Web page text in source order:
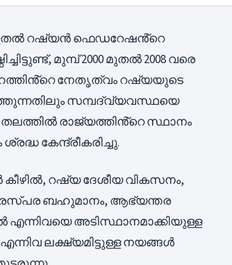
മുതൽ റഷ്യൻ ഫെഡറേഷൻ്റെ
മുമ്പ് 2000 മുതൽ 2008 വരെ
നേതൃത്വം റഷ്യയുടെ
സമ്പദ്‌വ്യവസ്ഥയെ
രാജ്യത്തിൻ്റെ സ്ഥാനം
കേന്ദ്രീകരിച്ചു.
റഷ്യ ദേശീയ വികസനം,
ബഹുമാനം, ആഭ്യന്തര
എന്നിവയെ അടിസ്ഥാനമാക്കിയുള്ള
ലക്ഷ്യമിട്ടുള്ള നയങ്ങൾ